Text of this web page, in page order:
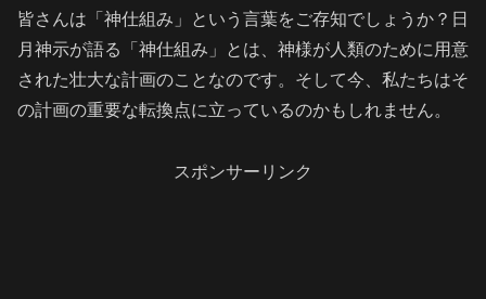
皆さんは「神仕組み」という言葉をご存知でしょうか？日
月神示が語る「神仕組み」とは、神様が人類のために用意
された壮大な計画のことなのです。そして今、私たちはそ
の計画の重要な転換点に立っているのかもしれません。
スポンサーリンク